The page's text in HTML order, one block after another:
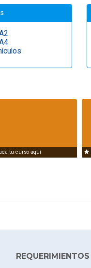
tu curso aquí
REQUERIMIENTOS